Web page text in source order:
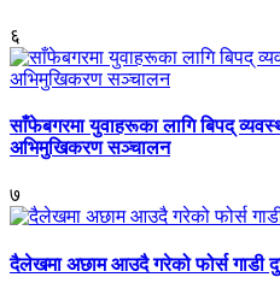
६
साँफेबगरमा युवाहरूका लागि बिपद्
अभिमुखिकरण सञ्चालन
७
दैलेखमा अछाम आउदै गरेको फोर्स गाडी